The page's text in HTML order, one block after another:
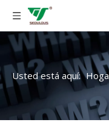
Usted está aquí: